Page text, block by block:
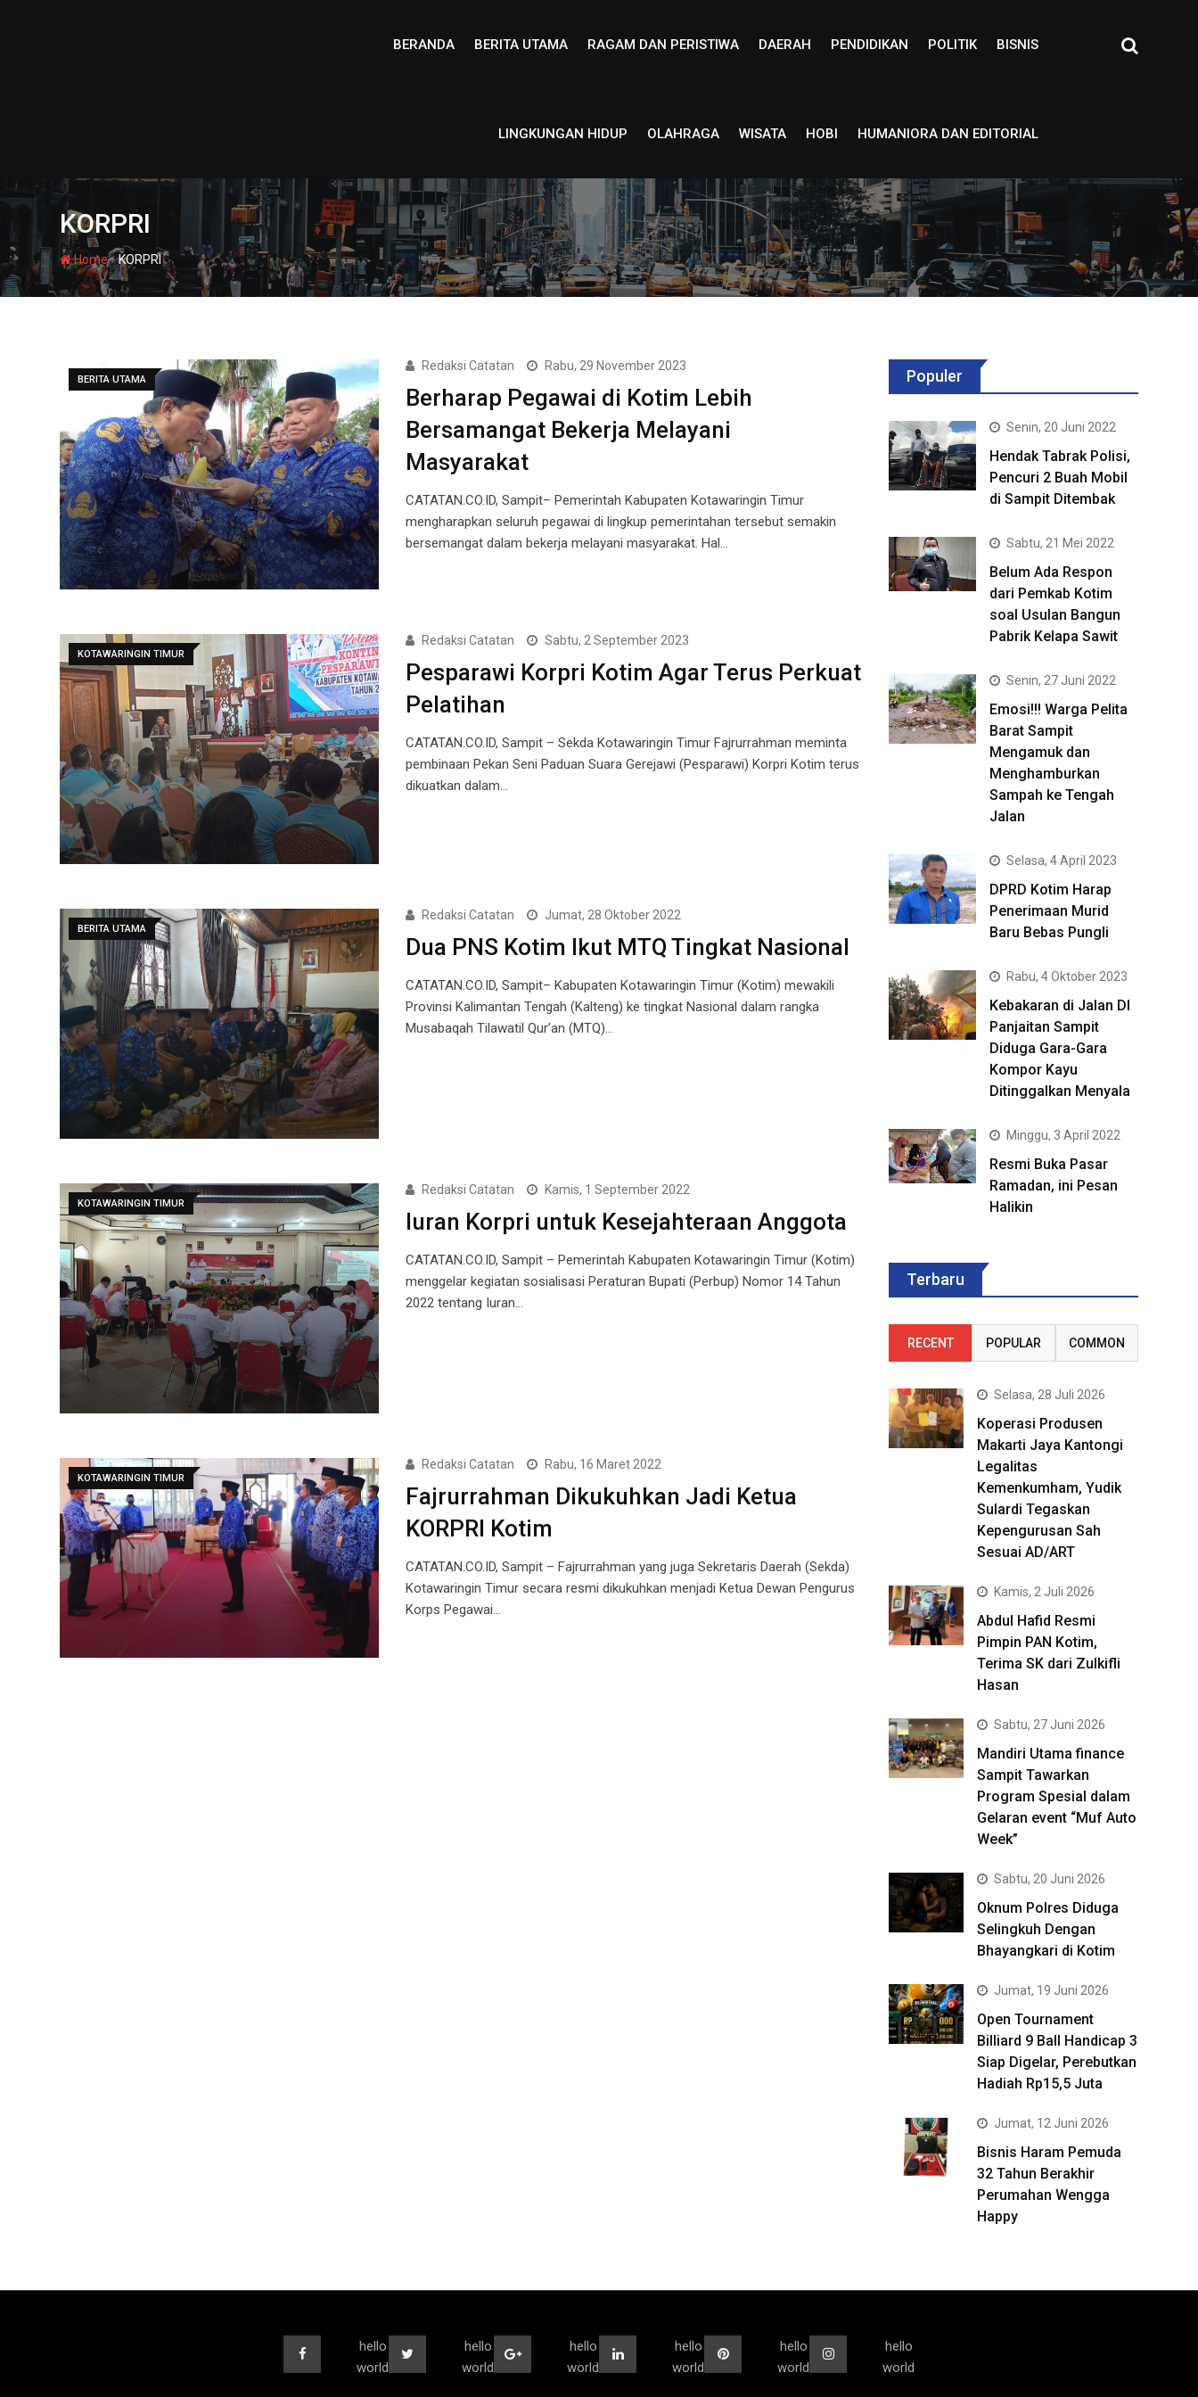
BERANDA BERITA UTAMA RAGAM DAN PERISTIWA DAERAH PENDIDIKAN POLITIK BISNIS
LINGKUNGAN HIDUP OLAHRAGA WISATA HOBI HUMANIORA DAN EDITORIAL
KORPRI
Home-KORPRI
BERITA UTAMA
Redaksi Catatan Rabu, 29 November 2023
Berharap Pegawai di Kotim Lebih
Bersamangat Bekerja Melayani
Masyarakat
CATATAN.CO.ID, Sampit– Pemerintah Kabupaten Kotawaringin Timur
mengharapkan seluruh pegawai di lingkup pemerintahan tersebut semakin
bersemangat dalam bekerja melayani masyarakat. Hal…
KOTAWARINGIN TIMUR
Redaksi Catatan Sabtu, 2 September 2023
Pesparawi Korpri Kotim Agar Terus Perkuat
Pelatihan
CATATAN.CO.ID, Sampit – Sekda Kotawaringin Timur Fajrurrahman meminta
pembinaan Pekan Seni Paduan Suara Gerejawi (Pesparawi) Korpri Kotim terus
dikuatkan dalam…
BERITA UTAMA
Redaksi Catatan Jumat, 28 Oktober 2022
Dua PNS Kotim Ikut MTQ Tingkat Nasional
CATATAN.CO.ID, Sampit– Kabupaten Kotawaringin Timur (Kotim) mewakili
Provinsi Kalimantan Tengah (Kalteng) ke tingkat Nasional dalam rangka
Musabaqah Tilawatil Qur’an (MTQ)…
KOTAWARINGIN TIMUR
Redaksi Catatan Kamis, 1 September 2022
Iuran Korpri untuk Kesejahteraan Anggota
CATATAN.CO.ID, Sampit – Pemerintah Kabupaten Kotawaringin Timur (Kotim)
menggelar kegiatan sosialisasi Peraturan Bupati (Perbup) Nomor 14 Tahun
2022 tentang Iuran…
KOTAWARINGIN TIMUR
Redaksi Catatan Rabu, 16 Maret 2022
Fajrurrahman Dikukuhkan Jadi Ketua
KORPRI Kotim
CATATAN.CO.ID, Sampit – Fajrurrahman yang juga Sekretaris Daerah (Sekda)
Kotawaringin Timur secara resmi dikukuhkan menjadi Ketua Dewan Pengurus
Korps Pegawai…
Populer
Senin, 20 Juni 2022
Hendak Tabrak Polisi,
Pencuri 2 Buah Mobil
di Sampit Ditembak
Sabtu, 21 Mei 2022
Belum Ada Respon
dari Pemkab Kotim
soal Usulan Bangun
Pabrik Kelapa Sawit
Senin, 27 Juni 2022
Emosi!!! Warga Pelita
Barat Sampit
Mengamuk dan
Menghamburkan
Sampah ke Tengah
Jalan
Selasa, 4 April 2023
DPRD Kotim Harap
Penerimaan Murid
Baru Bebas Pungli
Rabu, 4 Oktober 2023
Kebakaran di Jalan DI
Panjaitan Sampit
Diduga Gara-Gara
Kompor Kayu
Ditinggalkan Menyala
Minggu, 3 April 2022
Resmi Buka Pasar
Ramadan, ini Pesan
Halikin
Terbaru
RECENT POPULAR COMMON
Selasa, 28 Juli 2026
Koperasi Produsen
Makarti Jaya Kantongi
Legalitas
Kemenkumham, Yudik
Sulardi Tegaskan
Kepengurusan Sah
Sesuai AD/ART
Kamis, 2 Juli 2026
Abdul Hafid Resmi
Pimpin PAN Kotim,
Terima SK dari Zulkifli
Hasan
Sabtu, 27 Juni 2026
Mandiri Utama finance
Sampit Tawarkan
Program Spesial dalam
Gelaran event “Muf Auto
Week”
Sabtu, 20 Juni 2026
Oknum Polres Diduga
Selingkuh Dengan
Bhayangkari di Kotim
Jumat, 19 Juni 2026
Open Tournament
Billiard 9 Ball Handicap 3
Siap Digelar, Perebutkan
Hadiah Rp15,5 Juta
Jumat, 12 Juni 2026
Bisnis Haram Pemuda
32 Tahun Berakhir
Perumahan Wengga
Happy
hello
world
hello
world
hello
world
hello
world
hello
world
hello
world